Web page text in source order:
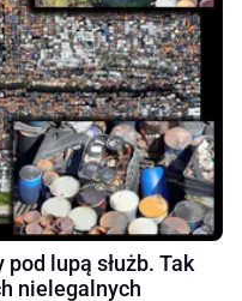
lupą służb. Tak
nielegalnych